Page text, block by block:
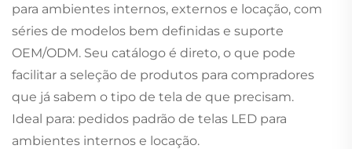
para ambientes internos, externos e locação, com
séries de modelos bem definidas e suporte
OEM/ODM. Seu catálogo é direto, o que pode
facilitar a seleção de produtos para compradores
que já sabem o tipo de tela de que precisam.
Ideal para: pedidos padrão de telas LED para
ambientes internos e locação.